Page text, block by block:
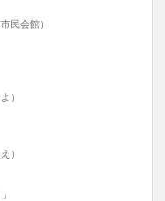
民会館）
）
）